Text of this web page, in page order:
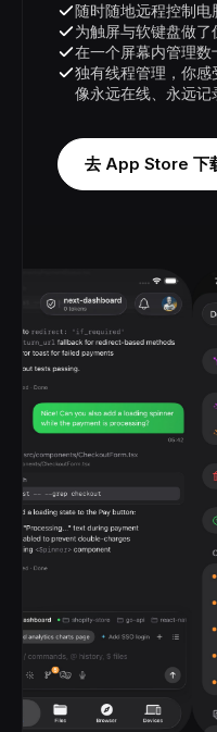
随时随地远程控制电
为触屏与软键盘做了
在一个屏幕内管理
独有线程管理，你
像永远在线、永远记
去 App Store 下